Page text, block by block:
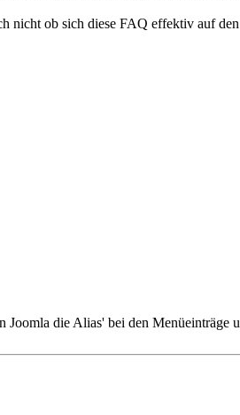
nicht ob sich diese FAQ effektiv auf
die Alias' bei den Menüeinträge